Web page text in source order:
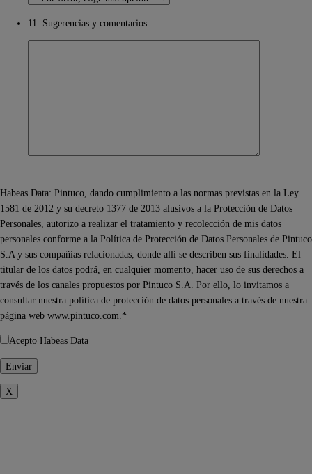
11. Sugerencias y comentarios
Habeas Data: Pintuco, dando cumplimiento a las normas previstas en la Ley
1581 de 2012 y su decreto 1377 de 2013 alusivos a la Protección de Datos
Personales, autorizo a realizar el tratamiento y recolección de mis datos
personales conforme a la Política de Protección de Datos Personales de Pintuco
S.A y sus compañías relacionadas, donde allí se describen sus finalidades. El
titular de los datos podrá, en cualquier momento, hacer uso de sus derechos a
través de los canales propuestos por Pintuco S.A. Por ello, lo invitamos a
consultar nuestra política de protección de datos personales a través de nuestra
página web www.pintuco.com.*
Acepto Habeas Data
X